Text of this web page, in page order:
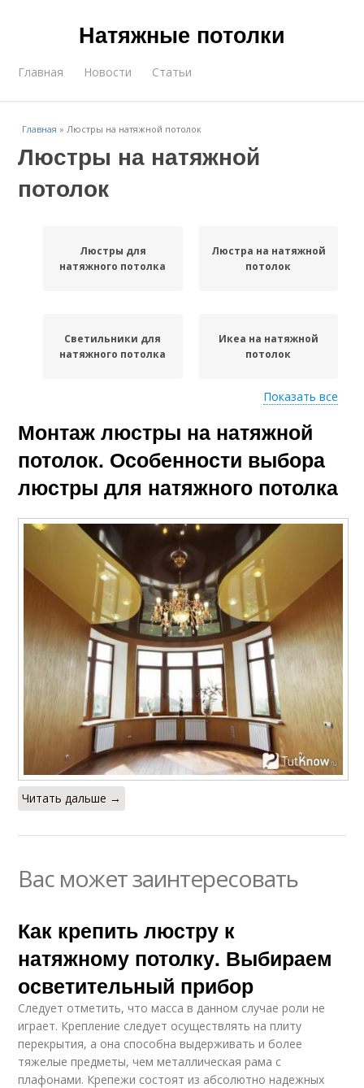
Натяжные потолки
Главная Новости Статьи
Главная »Люстры на натяжной потолок
Люстры на натяжной
потолок
Люстры для
натяжного потолка
Люстра на натяжной
потолок
Светильники для
натяжного потолка
Икеа на натяжной
потолок
пластиковую
Люстры на натяжные
потолок
применением
потолков
Показать все
Монтаж люстры на натяжной
потолок. Особенности выбора
люстры для натяжного потолка
Читать дальше →
Вас может заинтересовать
Как крепить люстру к
натяжному потолку. Выбираем
осветительный прибор
Следует отметить, что масса в данном случае роли не
играет. Крепление следует осуществлять на плиту
перекрытия, а она способна выдерживать и более
тяжелые предметы, чем металлическая рама с
плафонами. Крепежи состоят из абсолютно надежных